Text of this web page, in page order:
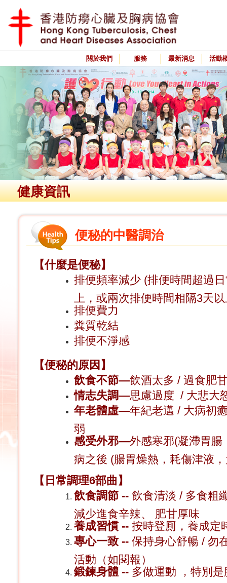
關於我們 服務 最新消息 活動
健康資訊
便秘的中醫調治
【什麼是便秘】
排便頻率減少 (排便時間超過
上，或兩次排便時間相隔3天以
排便費力
糞質乾結
排便不淨感
【便秘的原因】
飲食不節—飲酒太多 / 過食肥
情志失調—思慮過度 / 大悲大
年老體虛—年紀老邁 / 大病初
弱
感受外邪—外感寒邪(凝滯胃腸
病之後 (腸胃燥熱，耗傷津液
【日常調理6部曲】
飲食調節 -- 飲食清淡 / 多食粗
減少進食辛辣、 肥甘厚味
養成習慣 -- 按時登厠，養成定
專心一致 -- 保持身心舒暢 / 勿
活動（如閱報）
鍛鍊身體 -- 多做運動 ，特別